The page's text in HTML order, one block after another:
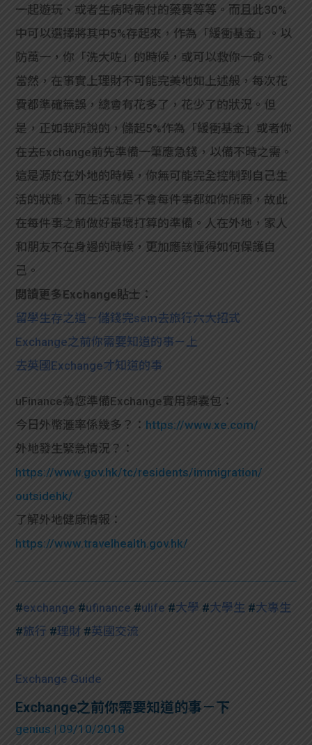
一起遊玩、或者生病時需付的藥費等等。而且此30%
中可以選擇將其中5%存起來，作為「緩衝基金」。以
防萬一，你「洗大咗」的時候，或可以救你一命。
當然，在事實上理財不可能完美地如上述般，每次花
費都準確無誤，總會有花多了，花少了的狀況。但
是，正如我所說的，儲起5%作為「緩衝基金」或者你
在去Exchange前先準備一筆應急錢，以備不時之需。
這是源於在外地的時候，你無可能完全控制到自己生
活的狀態，而生活就是不會每件事都如你所願，故此
在每件事之前做好最壞打算的準備。人在外地，家人
和朋友不在身邊的時候，更加應該懂得如何保護自
己。
閲讀更多Exchange貼士：
留學生存之道－儲錢完sem去旅行六大招式
Exchange之前你需要知道的事－上
去英國Exchange才知道的事
uFinance為您準備Exchange實用錦囊包：
今日外幣滙率係幾多？： https://www.xe.com/
外地發生緊急情況？：
https://www.gov.hk/tc/residents/immigration/
outsidehk/
了解外地健康情報：
https://www.travelhealth.gov.hk/
#exchange #ufinance #ulife #大學 #大學生 #大專生
#旅行 #理財 #英國交流
Exchange Guide
Exchange之前你需要知道的事－下
genius | 09/10/2018